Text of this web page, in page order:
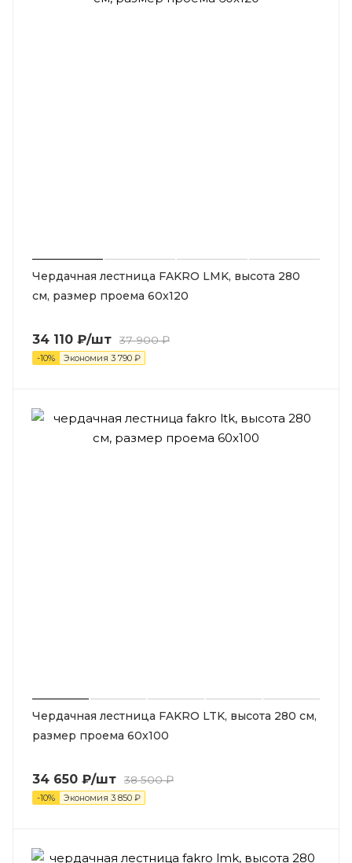
Чердачная лестница FAKRO LMK, высота 280
см, размер проема 60x120
34 110 ₽/шт 37 900₽
-10% Экономия 3 790 ₽
Чердачная лестница FAKRO LTK, высота 280 см,
размер проема 60x100
34 650 ₽/шт 38 500₽
-10% Экономия 3 850 ₽